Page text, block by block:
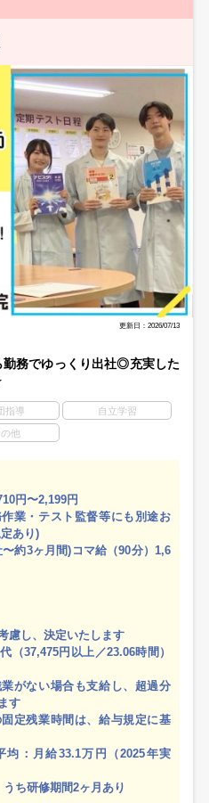
更新日：2026/07/13
勤務でゆっくり出社◎充実した
指導 自立学習
他
円〜2,199円
業・テスト監督等にも別途お
あり)
約3ヶ月間)コマ給（90分）1,6
慮し、決定いたします
（37,475円以上／23.06時間）
がない場合も支給し、超過分
す
定残業時間は、給与規定に基
：月給33.1万円（2025年実
ち研修期間2ヶ月あり